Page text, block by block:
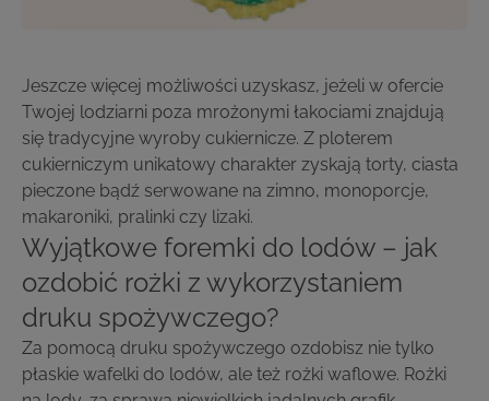
Jeszcze więcej możliwości uzyskasz, jeżeli w ofercie
Twojej lodziarni poza mrożonymi łakociami znajdują
się tradycyjne wyroby cukiernicze. Z ploterem
cukierniczym unikatowy charakter zyskają torty, ciasta
pieczone bądź serwowane na zimno, monoporcje,
makaroniki, pralinki czy lizaki.
Wyjątkowe foremki do lodów – jak
ozdobić rożki z wykorzystaniem
druku spożywczego?
Za pomocą druku spożywczego ozdobisz nie tylko
płaskie wafelki do lodów, ale też rożki waflowe. Rożki